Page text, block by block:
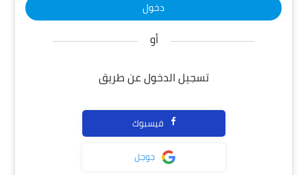
أو
تسجيل الدخول عن طريق
فيسبوك
جوجل